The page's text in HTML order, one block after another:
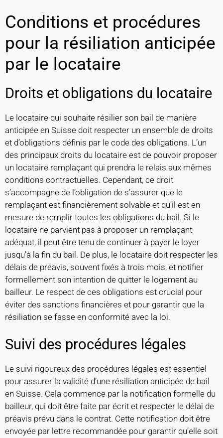
Conditions et procédures
pour la résiliation anticipée
par le locataire
Droits et obligations du locataire
Le locataire qui souhaite résilier son bail de manière
anticipée en Suisse doit respecter un ensemble de droits
et d’obligations définis par le code des obligations. L’un
des principaux droits du locataire est de pouvoir proposer
un locataire remplaçant qui prendra le relais aux mêmes
conditions contractuelles. Cependant, ce droit
s’accompagne de l’obligation de s’assurer que le
remplaçant est financièrement solvable et qu’il est en
mesure de remplir toutes les obligations du bail. Si le
locataire ne parvient pas à proposer un remplaçant
adéquat, il peut être tenu de continuer à payer le loyer
jusqu’à la fin du bail. De plus, le locataire doit respecter les
délais de préavis, souvent fixés à trois mois, et notifier
formellement son intention de quitter le logement au
bailleur. Le respect de ces obligations est crucial pour
éviter des sanctions financières et pour garantir que la
résiliation se fasse en conformité avec la loi.
Suivi des procédures légales
Le suivi rigoureux des procédures légales est essentiel
pour assurer la validité d’une résiliation anticipée de bail
en Suisse. Cela commence par la notification formelle du
bailleur, qui doit être faite par écrit et respecter le délai de
préavis prévu dans le contrat. Cette notification doit être
envoyée par lettre recommandée pour garantir qu’elle soit